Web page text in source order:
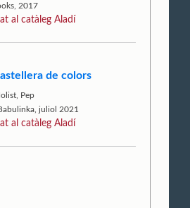
2017
al catàleg Aladí
de colors
Pep
juliol 2021
al catàleg Aladí